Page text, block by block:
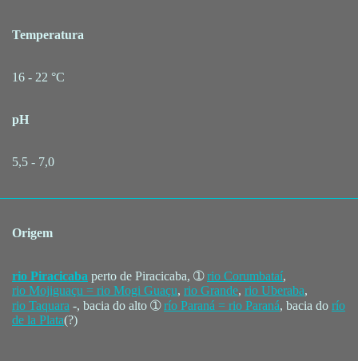
Temperatura
16 - 22 °C
pH
5,5 - 7,0
Origem
rio Piracicaba perto de Piracicaba, ➀rio Corumbataí,
rio Mojiguaçu = rio Mogi Guaçu, rio Grande, rio Uberaba,
rio Taquara -, bacia do alto ➀río Paraná = rio Paraná, bacia do río
de la Plata(?)